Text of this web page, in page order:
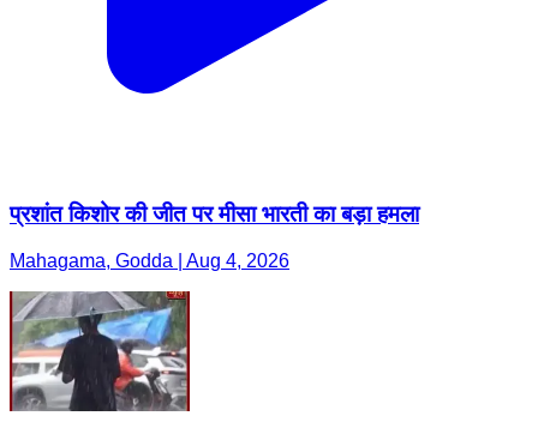
प्रशांत किशोर की जीत पर मीसा भारती का बड़ा हमला
Mahagama, Godda | Aug 4, 2026